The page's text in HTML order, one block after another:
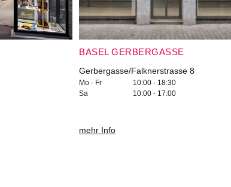
BASEL GERBERGASSE
Gerbergasse/Falknerstrasse 8
Mo - Fr
10:00 - 18:30
Sa
10:00 - 17:00
mehr Info